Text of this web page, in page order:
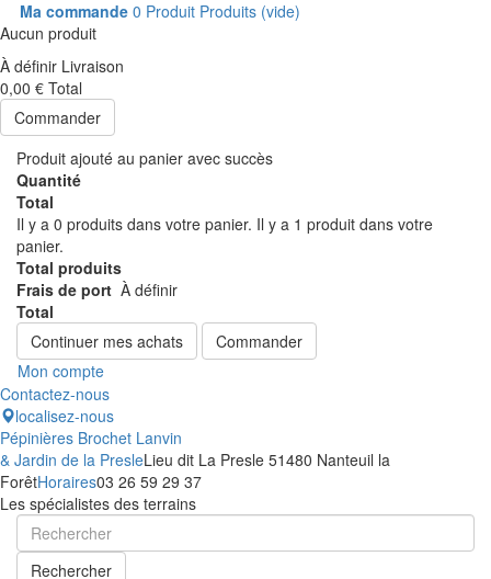
Ma commande 0 Produit Produits (vide)
Aucun produit
À définir Livraison
0,00 € Total
Commander
Produit ajouté au panier avec succès
Quantité
Total
Il y a 0 produits dans votre panier. Il y a 1 produit dans votre
panier.
Total produits
Frais de port À définir
Total
Continuer mes achats
Commander
Mon compte
Contactez-nous
localisez-nous
Pépinières Brochet Lanvin
& Jardin de la PresleLieu dit La Presle 51480 Nanteuil la
ForêtHoraires03 26 59 29 37
Les spécialistes des terrains
Rechercher